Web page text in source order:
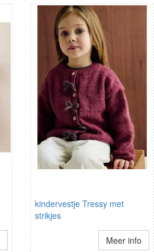
kindervestje Tressy met
strikjes
Meer info